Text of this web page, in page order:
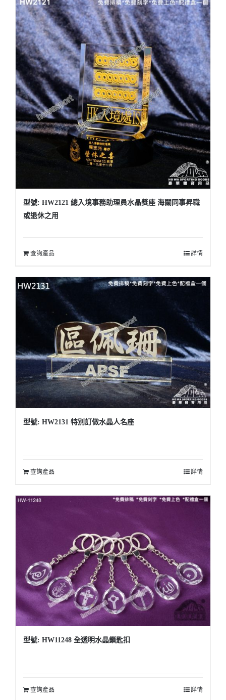
型號: HW2121 總入境事務助理員水晶獎座 海關同事昇職
或退休之用
查詢產品 詳情
型號: HW2131 特別訂做水晶人名座
查詢產品 詳情
型號: HW11248 全透明水晶鎖匙扣
查詢產品 詳情